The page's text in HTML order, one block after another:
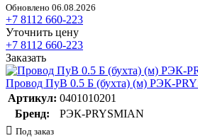
Обновлено 06.08.2026
+7 8112 660-223
Уточнить цену
+7 8112 660-223
Заказать
Провод ПуВ 0.5 Б (бухта) (м) РЭК-
Артикул: 0401010201
Бренд:
РЭК-PRYSMIAN
Под заказ